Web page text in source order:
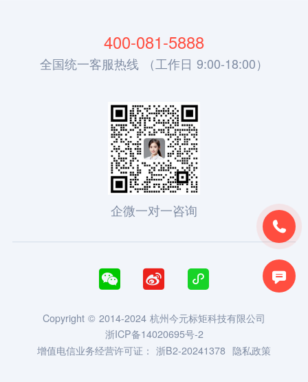


400-081-5888
全国统一客服热线 （工作日 9:00-18:00）
企微一对一咨询
  
Copyright © 2014-2024 杭州今元标矩科技有限公司
浙ICP备14020695号-2
增值电信业务经营许可证： 浙B2-20241378 隐私政策